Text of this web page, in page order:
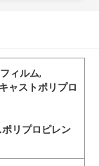
ィルム,
ャストポリプロ
リプロピレン